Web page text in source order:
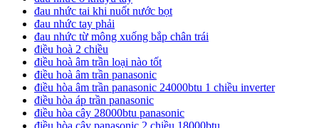
đau nhức tai khi nuốt nước bọt
đau nhức tay phải
đau nhức từ mông xuống bắp chân trái
điều hoà 2 chiều
điều hoà âm trần loại nào tốt
điều hoà âm trần panasonic
điều hòa âm trần panasonic 24000btu 1 chiều inverter
điều hòa áp trần panasonic
điều hòa cây 28000btu panasonic
điều hòa cây panasonic 2 chiều 18000btu